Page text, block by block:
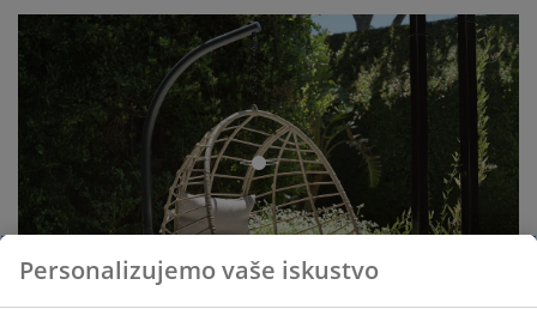
open
Personalizujemo vaše iskustvo